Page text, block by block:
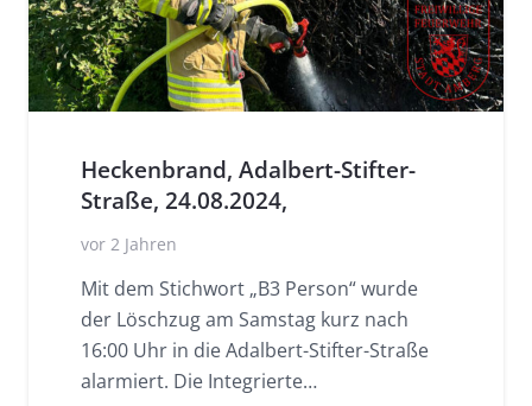
Heckenbrand, Adalbert-Stifter-
Straße, 24.08.2024,
vor 2 Jahren
Mit dem Stichwort „B3 Person“ wurde
der Löschzug am Samstag kurz nach
16:00 Uhr in die Adalbert-Stifter-Straße
alarmiert. Die Integrierte…